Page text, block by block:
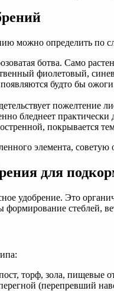
можно определить по
ботва. Само
фиолетовый,
будто бы
пожелтение
бледнеет практически
покрывается
элемента,
для
удобрение. Это
формирование стеблей,
торф, зола, пищевые
(перепревший